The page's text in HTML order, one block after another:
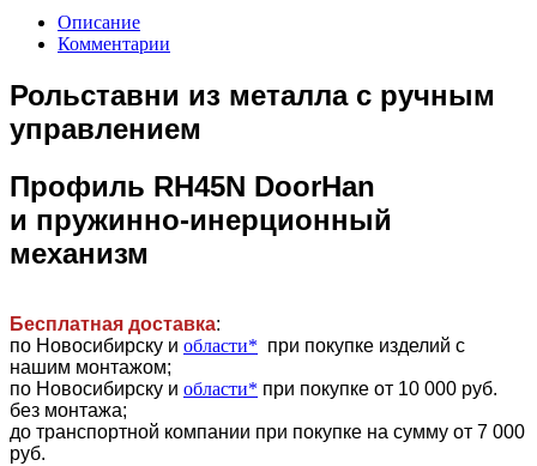
Описание
Комментарии
Рольставни из металла с ручным
управлением
Профиль RH45N DoorHan
и пружинно-инерционный
механизм
Бесплатная доставка:
по Новосибирску и области* при покупке изделий с
нашим монтажом;
по Новосибирску и области* при покупке от 10 000 руб.
без монтажа;
до транспортной компании при покупке на сумму от 7 000
руб.